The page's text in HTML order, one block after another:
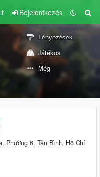
Bejelentkezés
Fényezések
Játékos
Még
Phường 6, Tân Bình, Hồ Chí